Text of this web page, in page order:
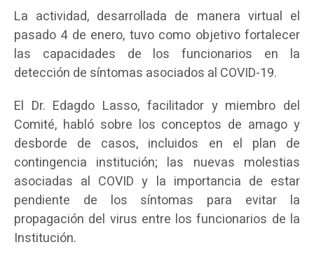
La actividad, desarrollada de manera virtual el
pasado 4 de enero, tuvo como objetivo fortalecer
las capacidades de los funcionarios en la
detección de síntomas asociados al COVID-19.
El Dr. Edagdo Lasso, facilitador y miembro del
Comité, habló sobre los conceptos de amago y
desborde de casos, incluidos en el plan de
contingencia institución; las nuevas molestias
asociadas al COVID y la importancia de estar
pendiente de los síntomas para evitar la
propagación del virus entre los funcionarios de la
Institución.